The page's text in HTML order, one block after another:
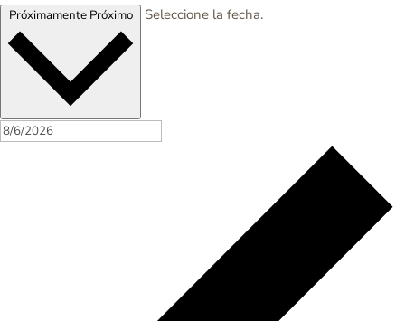
Próximamente Próximo Seleccione la fecha.